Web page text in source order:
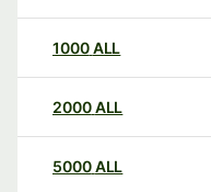
1000ALL
2000ALL
5000ALL